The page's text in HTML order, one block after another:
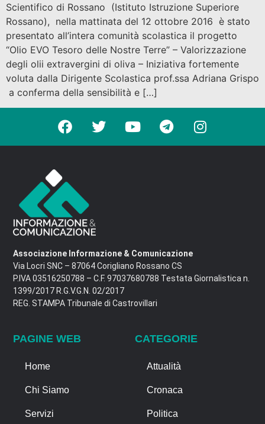
Scientifico di Rossano (Istituto Istruzione Superiore
Rossano), nella mattinata del 12 ottobre 2016 è stato
presentato all’intera comunità scolastica il progetto
“Olio EVO Tesoro delle Nostre Terre” – Valorizzazione
degli olii extravergini di oliva – Iniziativa fortemente
voluta dalla Dirigente Scolastica prof.ssa Adriana Grispo
a conferma della sensibilità e […]
Associazione Informazione & Comunicazione
Via Locri SNC – 87064 Corigliano Rossano CS
P.IVA 03516250788 – C.F. 97037680788 Testata Giornalistica n.
1399/2017 R.G.V.G.N. 02/2017
REG. STAMPA Tribunale di Castrovillari
PAGINE WEB
Home
Chi Siamo
Servizi
CATEGORIE
Attualità
Cronaca
Politica